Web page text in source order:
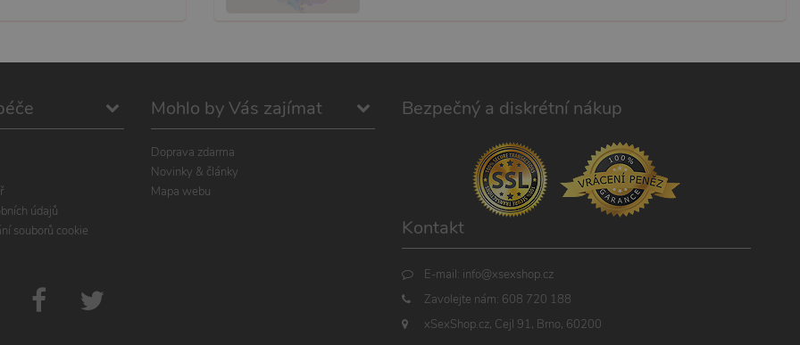
údajů
souborů cookie
Mohlo by Vás zajímat
Doprava zdarma
Novinky & články
Mapa webu
Bezpečný a diskrétní nákup
Kontakt
E-mail: info@xsexshop.cz
Zavolejte nám: 608 720 188
xSexShop.cz, Cejl 91, Brno, 60200